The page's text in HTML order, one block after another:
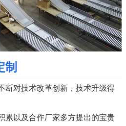
制
断对技术改革创新，技术升级得
累以及合作厂家多方提出的宝贵